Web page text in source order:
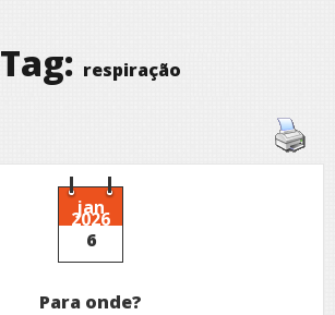
Tag: respiração
jan
2026
6
Para onde?